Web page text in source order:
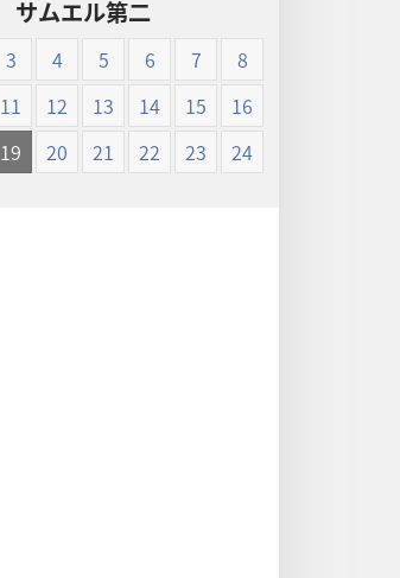
プ
ショ
ン
新
世
界
プ
ショ
ン
新
世
界
サムエル第二
3 4 5 6 7
8
11 12 13 14 15
16
19 20 21 22 23 24